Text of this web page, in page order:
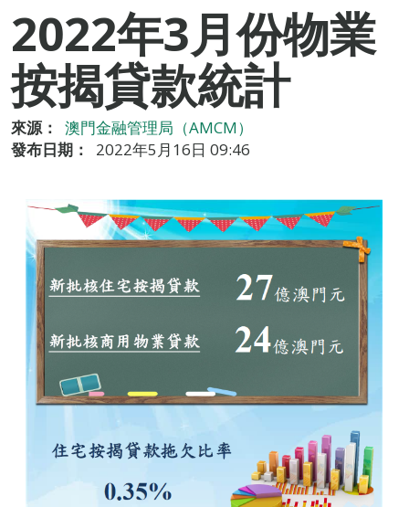
2022年3月份物業
按揭貸款統計
來源：
澳門金融管理局（AMCM）
發布日期：
2022年5月16日 09:46